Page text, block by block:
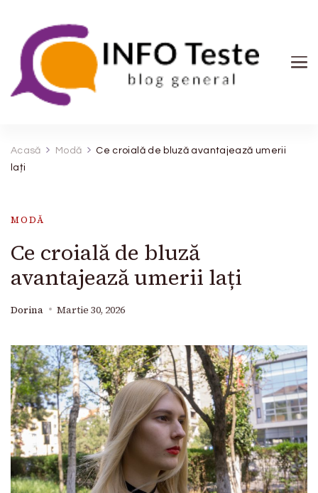
Acasă Modă
Ce croială de bluză avantajează umerii
lați
MODĂ
Ce croială de bluză
avantajează umerii lați
Dorina Martie 30, 2026